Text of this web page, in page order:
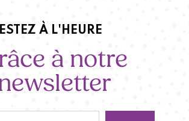
À L'HEURE
à notre